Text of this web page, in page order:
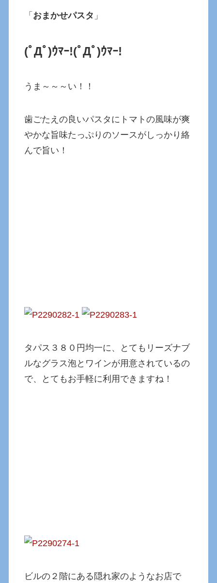
「 おまかせパスタ 」
(ﾟДﾟ)ｳﾏｰ!(ﾟДﾟ)ｳﾏｰ!
うま～～～い！！
歯ごたえの良いパスタにトマトの風味が爽
やかな旨味たっぷりのソースがしっかり絡
んで旨い！
タパス３８０円均一に、とてもリーズナブ
ルなグラス泡とワインが用意されているの
で、とてもお手軽に利用できますね！
ビルの２階にある隠れ家のようなお店で